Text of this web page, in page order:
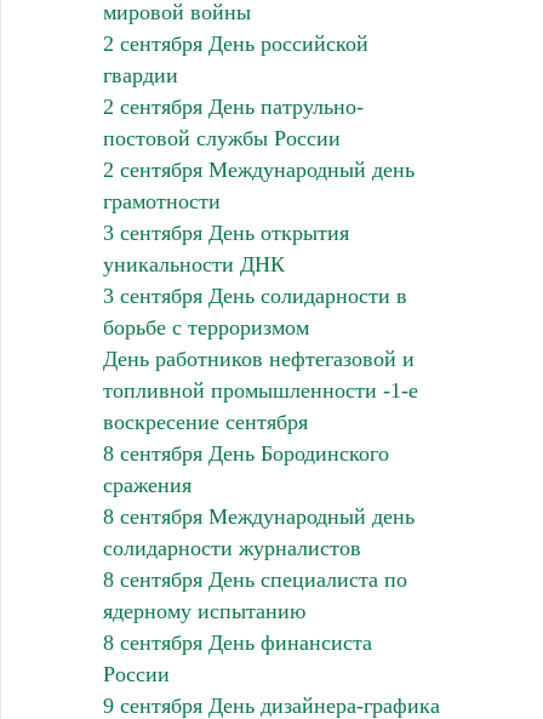
мировой войны
2 сентября День российской
гвардии
2 сентября День патрульно-
постовой службы России
2 сентября Международный день
грамотности
3 сентября День открытия
уникальности ДНК
3 сентября День солидарности в
борьбе с терроризмом
День работников нефтегазовой и
топливной промышленности -1-е
воскресение сентября
8 сентября День Бородинского
сражения
8 сентября Международный день
солидарности журналистов
8 сентября День специалиста по
ядерному испытанию
8 сентября День финансиста
России
9 сентября День дизайнера-графика